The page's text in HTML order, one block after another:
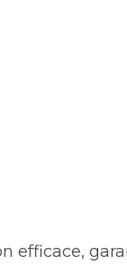
efficace,